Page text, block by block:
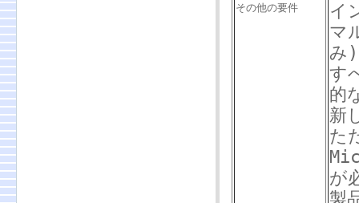
その他の要件
イ
マ
み
す
的
新
た
が
製